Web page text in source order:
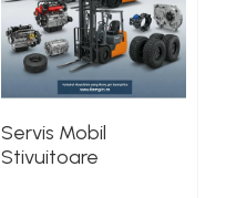
Servis Mobil
Stivuitoare